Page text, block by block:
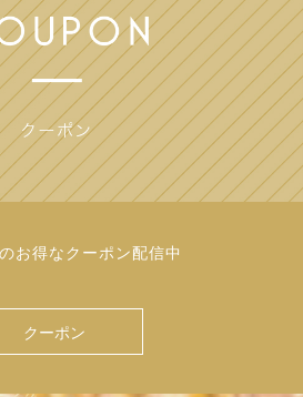
お得なクーポン配信中
クーポン